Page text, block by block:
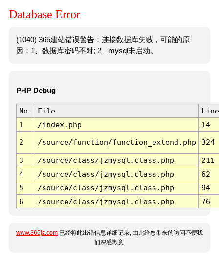
Database Error
(1040) 365建站错误警告：连接数据库失败，可能的原
因：1、数据库密码不对; 2、mysql未启动。
PHP Debug
No. File
Line
1
/index.php 14
2 /source/function/function_extend.php 324
3 /source/class/jzmysql.class.php
211
4
/source/class/jzmysql.class.php
62
5
/source/class/jzmysql.class.php
94
6
/source/class/jzmysql.class.php 76
www.365jz.com 已经将此出错信息详细记录, 由此给您带来的访问不便我
们深感歉意.